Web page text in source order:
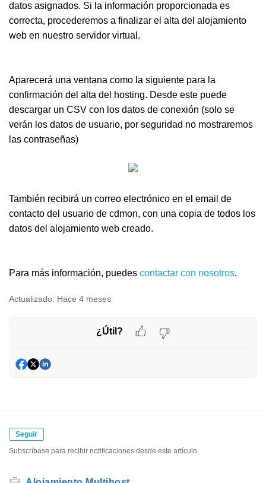
datos asignados. Si la información proporcionada es
correcta, procederemos a finalizar el alta del alojamiento
web en nuestro servidor virtual.
Aparecerá una ventana como la siguiente para la
confirmación del alta del hosting. Desde este puede
descargar un CSV con los datos de conexión (solo se
verán los datos de usuario, por seguridad no mostraremos
las contraseñas)
También recibirá un correo electrónico en el email de
contacto del usuario de cdmon, con una copia de todos los
datos del alojamiento web creado.
Para más información, puedes contactar con nosotros.
Actualizado: Hace 4 meses
¿Útil?
Seguir
Subscríbase para recibir notificaciones desde este artículo.